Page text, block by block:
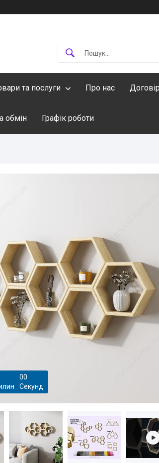
та послуги Про нас
обмін Графік роботи
00
Секунд